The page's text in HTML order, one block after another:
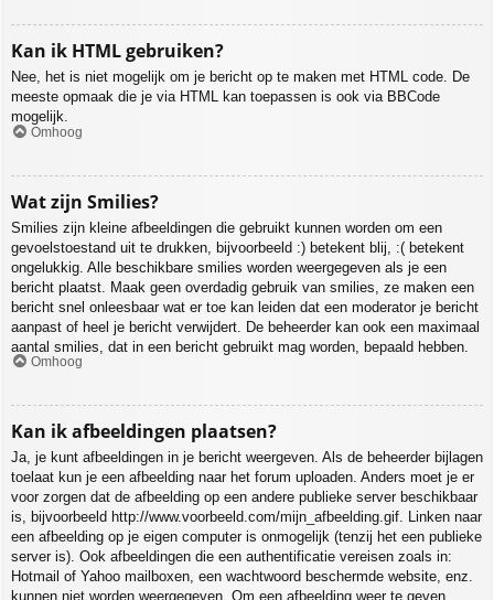
Kan ik HTML gebruiken?
Nee, het is niet mogelijk om je bericht op te maken met HTML code. De
meeste opmaak die je via HTML kan toepassen is ook via BBCode
mogelijk.
Omhoog
Wat zijn Smilies?
Smilies zijn kleine afbeeldingen die gebruikt kunnen worden om een
gevoelstoestand uit te drukken, bijvoorbeeld :) betekent blij, :( betekent
ongelukkig. Alle beschikbare smilies worden weergegeven als je een
bericht plaatst. Maak geen overdadig gebruik van smilies, ze maken een
bericht snel onleesbaar wat er toe kan leiden dat een moderator je bericht
aanpast of heel je bericht verwijdert. De beheerder kan ook een maximaal
aantal smilies, dat in een bericht gebruikt mag worden, bepaald hebben.
Omhoog
Kan ik afbeeldingen plaatsen?
Ja, je kunt afbeeldingen in je bericht weergeven. Als de beheerder bijlagen
toelaat kun je een afbeelding naar het forum uploaden. Anders moet je er
voor zorgen dat de afbeelding op een andere publieke server beschikbaar
is, bijvoorbeeld http://www.voorbeeld.com/mijn_afbeelding.gif. Linken naar
een afbeelding op je eigen computer is onmogelijk (tenzij het een publieke
server is). Ook afbeeldingen die een authentificatie vereisen zoals in:
Hotmail of Yahoo mailboxen, een wachtwoord beschermde website, enz.
kunnen niet worden weergegeven. Om een afbeelding weer te geven,